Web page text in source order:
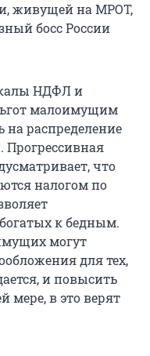
живущей на МРОТ,
босс России
НДФЛ и
малоимущим
распределение
Прогрессивная
что
налогом по
к бедным.
могут
для тех,
и повысить
мере, в это верят